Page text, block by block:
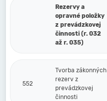
Rezervy a
opravné položky
z prevádzkovej
činnosti (r. 032
až r. 035)
552
Tvorba zákonných
rezerv z
prevádzkovej
činnosti